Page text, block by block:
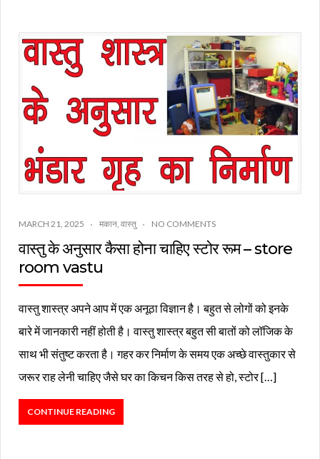
MARCH 21, 2025 मकान, वास्तु NO COMMENTS
वास्तु के अनुसार कैसा होना चाहिए स्टोर रूम – store
room vastu
वास्तु शास्त्र अपने आप में एक अनूठा विज्ञान है। बहुत से लोगों को इनके
बारे में जानकारी नहीं होती है। वास्तु शास्त्र बहुत सी बातों को लॉजिक के
साथ भी संतुष्ट करता है। गहर कर निर्माण के समय एक अच्छे वास्तुकार से
जरूर राह लेनी चाहिए जैसे घर का किचन किस तरह से हो, स्टोर […]
CONTINUE READING